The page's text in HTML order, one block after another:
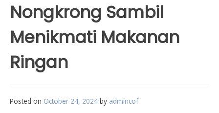
Nongkrong Sambil
Menikmati Makanan
Ringan
Posted on October 24, 2024 by admincof